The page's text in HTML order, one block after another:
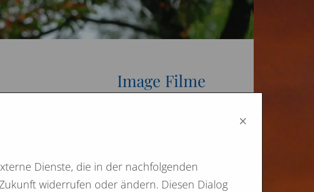
für
Image Filme
×
Dienste, die in der nachfolgenden
widerrufen oder ändern. Diesen Dialog